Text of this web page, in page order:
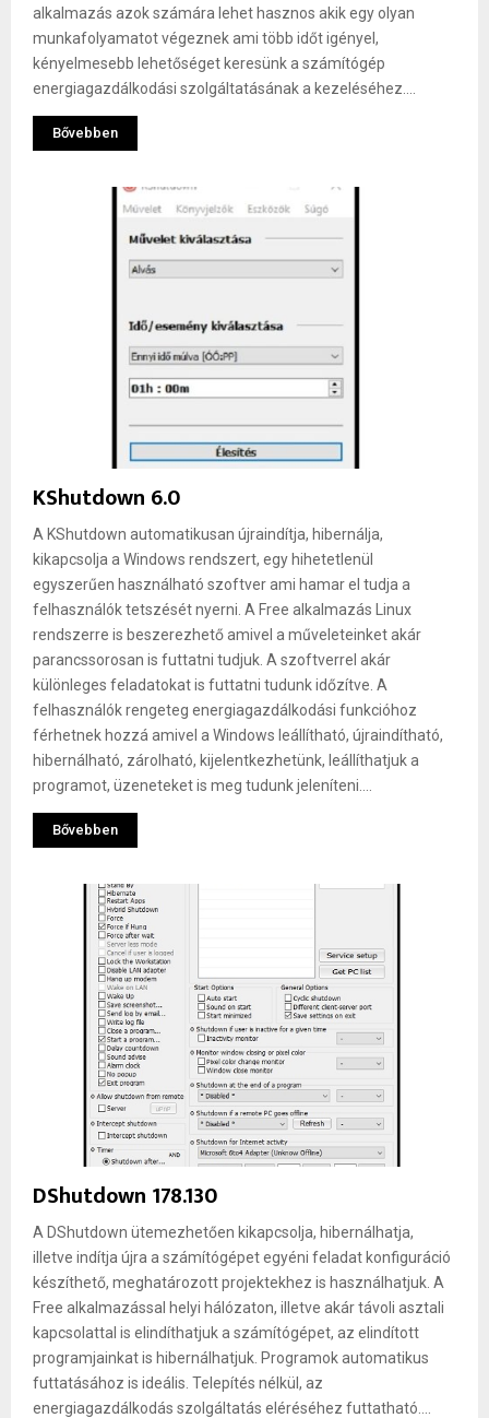
alkalmazás azok számára lehet hasznos akik egy olyan
munkafolyamatot végeznek ami több időt igényel,
kényelmesebb lehetőséget keresünk a számítógép
energiagazdálkodási szolgáltatásának a kezeléséhez....
Bővebben
KShutdown 6.0
A KShutdown automatikusan újraindítja, hibernálja,
kikapcsolja a Windows rendszert, egy hihetetlenül
egyszerűen használható szoftver ami hamar el tudja a
felhasználók tetszését nyerni. A Free alkalmazás Linux
rendszerre is beszerezhető amivel a műveleteinket akár
parancssorosan is futtatni tudjuk. A szoftverrel akár
különleges feladatokat is futtatni tudunk időzítve. A
felhasználók rengeteg energiagazdálkodási funkcióhoz
férhetnek hozzá amivel a Windows leállítható, újraindítható,
hibernálható, zárolható, kijelentkezhetünk, leállíthatjuk a
programot, üzeneteket is meg tudunk jeleníteni....
Bővebben
DShutdown 178.130
A DShutdown ütemezhetően kikapcsolja, hibernálhatja,
illetve indítja újra a számítógépet egyéni feladat konfiguráció
készíthető, meghatározott projektekhez is használhatjuk. A
Free alkalmazással helyi hálózaton, illetve akár távoli asztali
kapcsolattal is elindíthatjuk a számítógépet, az elindított
programjainkat is hibernálhatjuk. Programok automatikus
futtatásához is ideális. Telepítés nélkül, az
energiagazdálkodás szolgáltatás eléréséhez futtatható....